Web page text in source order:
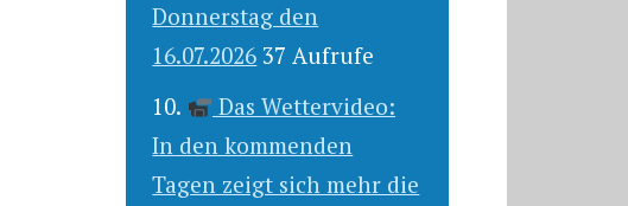
Donnerstag den
16.07.2026 37 Aufrufe
Das Wettervideo:
In den kommenden
Tagen zeigt sich mehr die